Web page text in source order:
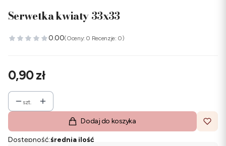
Serwetka kwiaty 33x33
0.00(Oceny: 0 Recenzje: 0)
Cena
0,90 zł
szt.
Dodaj do koszyka
Dostępność:średnia ilość